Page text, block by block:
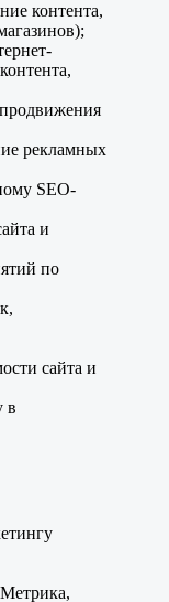
контента,
продвижения
рекламных
SEO-
и
по
сайта и
в